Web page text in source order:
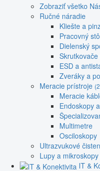
Zobraziť všetko
Ručné náradie
Kliešte a
Pracovný
Dielenský
ESD a
Zveráky a
Meracie prístroje
Meracie
Endoskopy
Multimetre
Osciloskopy
Ultrazvukové
Lupy a mikroskopy
IT &